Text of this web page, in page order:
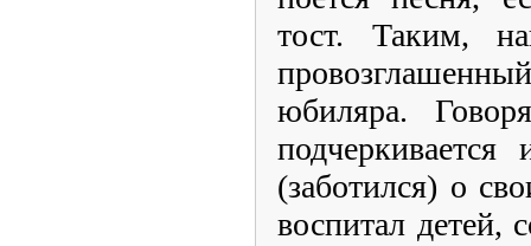
тост. Таким,
юбиляра.
(заботился) о
воспитал детей,